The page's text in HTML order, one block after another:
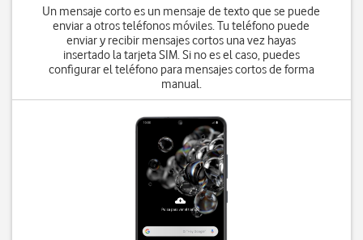
Un mensaje corto es un mensaje de texto que se puede
enviar a otros teléfonos móviles. Tu teléfono puede
enviar y recibir mensajes cortos una vez hayas
insertado la tarjeta SIM. Si no es el caso, puedes
configurar el teléfono para mensajes cortos de forma
manual.